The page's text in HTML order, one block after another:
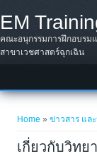
EM
คณะอนุกรรมการฝึกอบรม
สาขาเวชศาสตร์ฉุกเฉิน
Home »ข่าวสาร แล
เกี่ยวกับวิทย